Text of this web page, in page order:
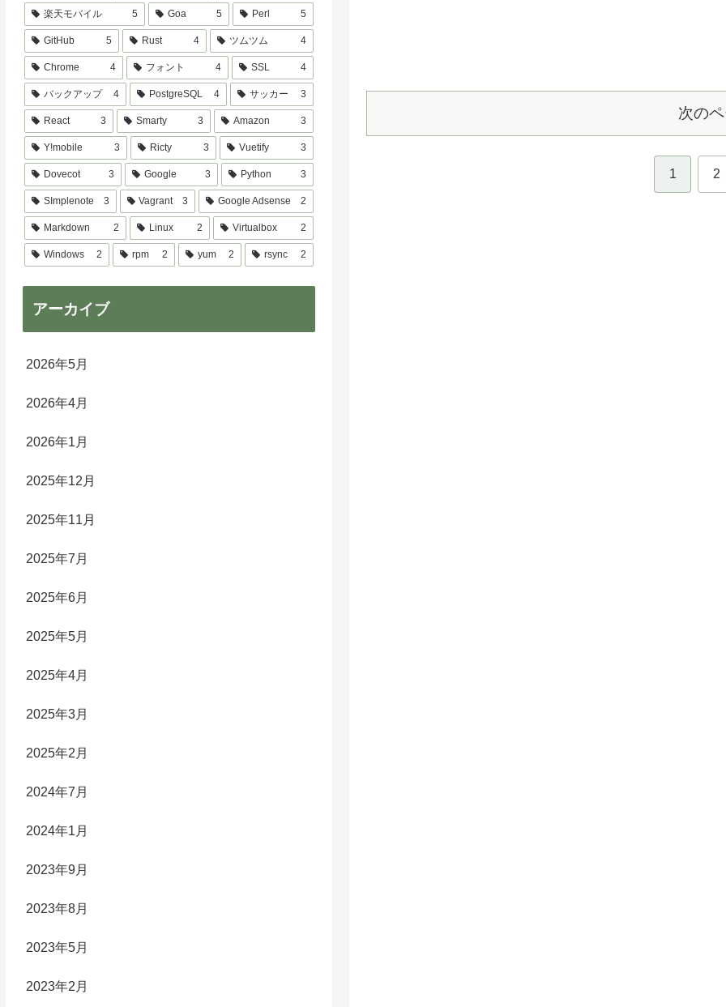
次の
1 2
楽天モバイル 5 Goa 5 Perl 5
GitHub 5 Rust 4 ツムツム 4
Chrome 4 フォント 4 SSL 4
バックアップ 4 PostgreSQL 4 サッカー 3
React 3 Smarty 3 Amazon 3
Y!mobile 3 Ricty 3 Vuetify 3
Dovecot 3 Google 3 Python 3
SImplenote 3 Vagrant 3 Google Adsense 2
Markdown 2 Linux 2 Virtualbox 2
Windows 2 rpm 2 yum 2 rsync 2
アーカイブ
2026年5月
2026年4月
2026年1月
2025年12月
2025年11月
2025年7月
2025年6月
2025年5月
2025年4月
2025年3月
2025年2月
2024年7月
2024年1月
2023年9月
2023年8月
2023年5月
2023年2月